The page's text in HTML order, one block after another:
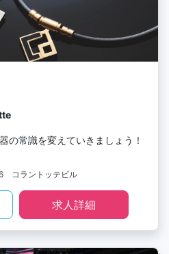
の常識を変えていきましょう！
コラントッテビル
求人詳細